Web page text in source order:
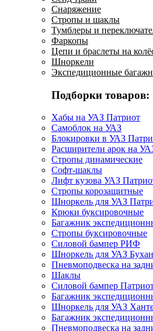
Снаряжение
Стропы и шаклы
Тумблеры и
Фаркопы
Цепи и браслеты на
Шноркели
Экспедиционные
Подборки товаров:
Хабы на УАЗ Патриот
Самоблок на УАЗ
Блокировки в УАЗ
Расширители арок на
Стропы динамические
Софт-шаклы
Лифт кузова УАЗ
Стропы корозащитные
Шноркель для УАЗ
Крюки буксировочные
Багажник
Стропы буксировочные
Силовой бампер РИФ
Шноркель для УАЗ
Пневмоподвеска на
Шаклы
Силовой бампер
Багажник
Шноркель для УАЗ
Багажник
Пневмоподвеска на